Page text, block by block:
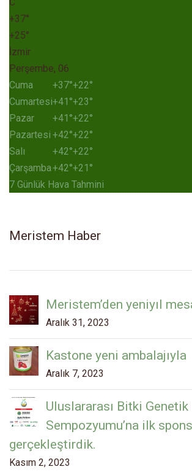
+37°
+25°
İzmir
Perşembe, 06
Cuma
+37°+22°
Cumartesi+41°+23°
Pazar
+41°+22°
Pazartesi +42°+22°
Salı
+42°+22°
Çarşamba+42°+21°
7 Günlük Hava Tahmini
Meristem Haber
Meristem’den yeniyıl
Aralık 31, 2023
Kastone yeni ambalajıyla
Aralık 7, 2023
Uluslararası Bitki Genetik
Sempozyumu’na ilk
gerçekleştirdik.
Kasım 2, 2023